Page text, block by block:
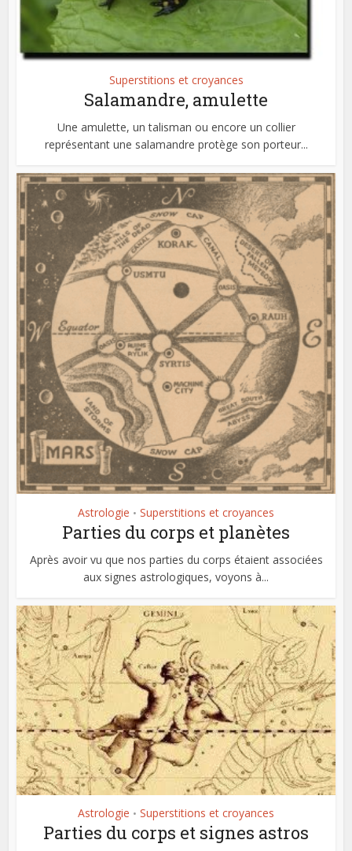
Superstitions et croyances
Salamandre, amulette
Une amulette, un talisman ou encore un collier
représentant une salamandre protège son porteur...
Astrologie • Superstitions et croyances
Parties du corps et planètes
Après avoir vu que nos parties du corps étaient associées
aux signes astrologiques, voyons à...
Astrologie • Superstitions et croyances
Parties du corps et signes astros